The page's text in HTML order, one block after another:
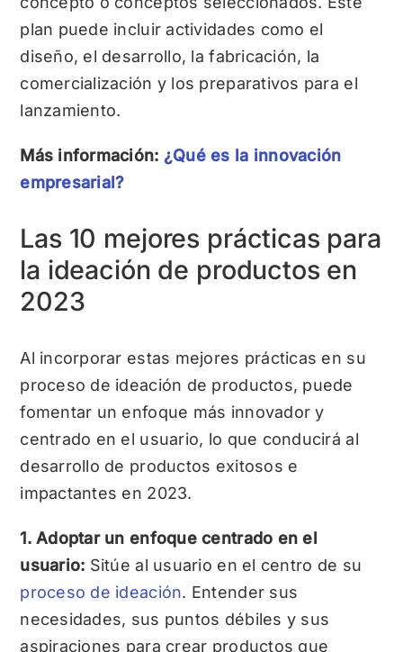
plan puede incluir actividades como el
diseño, el desarrollo, la fabricación, la
comercialización y los preparativos para el
lanzamiento.
Más información: ¿Qué es la innovación
empresarial?
Las 10 mejores prácticas para
la ideación de productos en
2023
Al incorporar estas mejores prácticas en su
proceso de ideación de productos, puede
fomentar un enfoque más innovador y
centrado en el usuario, lo que conducirá al
desarrollo de productos exitosos e
impactantes en 2023.
1. Adoptar un enfoque centrado en el
usuario: Sitúe al usuario en el centro de su
proceso de ideación. Entender sus
necesidades, sus puntos débiles y sus
aspiraciones para crear productos que